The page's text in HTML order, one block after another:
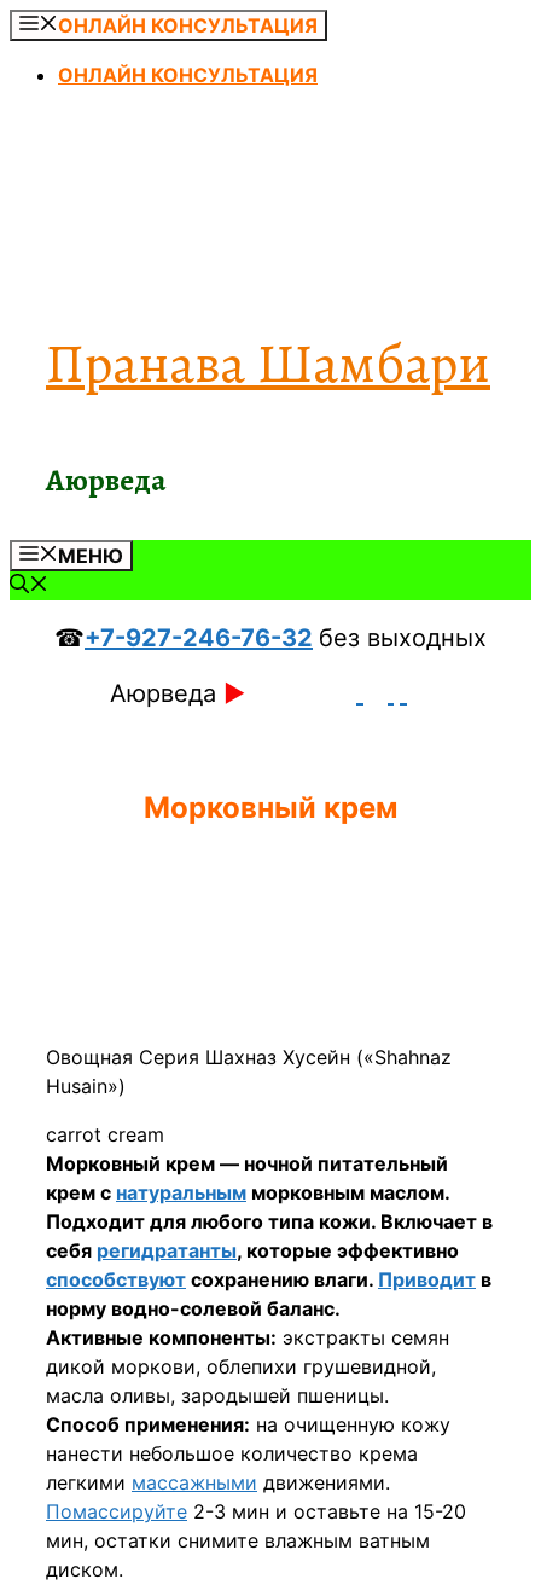
Перейти
содержимому
ОНЛАЙН КОНСУЛЬТАЦИЯ
ОНЛАЙН КОНСУЛЬТАЦИЯ
Пранава Шамбари
Аюрведа
МЕНЮ
☎+7-927-246-76-32 без выходных
Аюрведа ►
Морковный крем
Овощная Серия Шахназ Хусейн («Shahnaz
Husain»)
carrot cream
Морковный крем — ночной питательный
крем с натуральным морковным маслом.
Подходит для любого типа кожи. Включает в
себя регидратанты, которые эффективно
способствуют сохранению влаги. Приводит в
норму водно-солевой баланс.
Активные компоненты: экстракты семян
дикой моркови, облепихи грушевидной,
масла оливы, зародышей пшеницы.
Способ применения: на очищенную кожу
нанести небольшое количество крема
легкими массажными движениями.
Помассируйте 2-3 мин и оставьте на 15-20
мин, остатки снимите влажным ватным
диском.